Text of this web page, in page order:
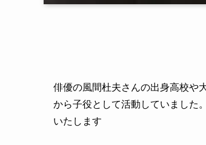
俳優の風間杜夫さんの出身高校や
から子役として活動していました
いたします